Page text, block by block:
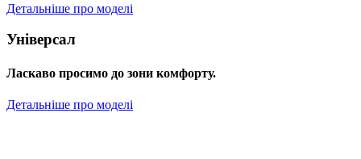
Детальніше про моделі
Універсал
Ласкаво просимо до зони комфорту.
Детальніше про моделі